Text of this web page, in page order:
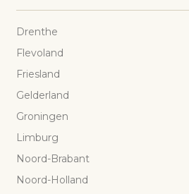
Drenthe
Flevoland
Friesland
Gelderland
Groningen
Limburg
Noord-Brabant
Noord-Holland